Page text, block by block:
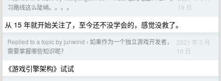
习路线这么陡峭。。。。
19 日
从 15 年就开始关注了，至今还不没学会的，感觉没救了。
Replied to a topic by junwind › 如果作为一个独立游戏开发者，
需要掌握哪些知识呢？
2021 年 3 月
10 日
《游戏引擎架构》试试